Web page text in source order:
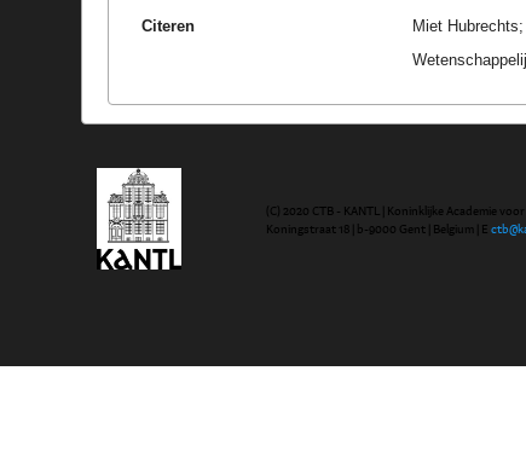
Citeren
Miet
(C) 2020 CTB - KANTL | Koninklijke Academie
Koningstraat 18 | b-9000 Gent | Belgium | E